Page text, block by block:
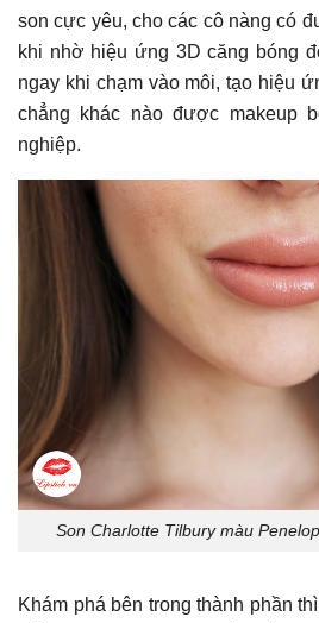
son cực yêu, cho các cô nàng có
khi nhờ hiệu ứng 3D căng bóng
ngay khi chạm vào môi, tạo hiệu
chẳng khác nào được makeup
nghiệp.
Son Charlotte Tilbury màu
Khám phá bên trong thành phần thì